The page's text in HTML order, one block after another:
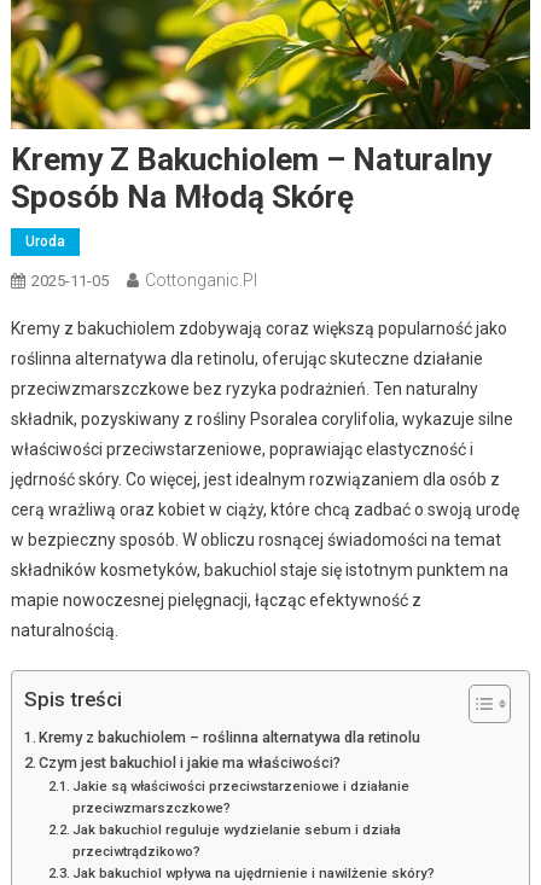
Kremy Z Bakuchiolem – Naturalny
Sposób Na Młodą Skórę
Uroda
2025-11-05 Cottonganic.pl
Kremy z bakuchiolem zdobywają coraz większą popularność jako
roślinna alternatywa dla retinolu, oferując skuteczne działanie
przeciwzmarszczkowe bez ryzyka podrażnień. Ten naturalny
składnik, pozyskiwany z rośliny Psoralea corylifolia, wykazuje silne
właściwości przeciwstarzeniowe, poprawiając elastyczność i
jędrność skóry. Co więcej, jest idealnym rozwiązaniem dla osób z
cerą wrażliwą oraz kobiet w ciąży, które chcą zadbać o swoją urodę
w bezpieczny sposób. W obliczu rosnącej świadomości na temat
składników kosmetyków, bakuchiol staje się istotnym punktem na
mapie nowoczesnej pielęgnacji, łącząc efektywność z
naturalnością.
Spis treści
Kremy z bakuchiolem – roślinna alternatywa dla retinolu
Czym jest bakuchiol i jakie ma właściwości?
Jakie są właściwości przeciwstarzeniowe i działanie
przeciwzmarszczkowe?
Jak bakuchiol reguluje wydzielanie sebum i działa
przeciwtrądzikowo?
Jak bakuchiol wpływa na ujędrnienie i nawilżenie skóry?